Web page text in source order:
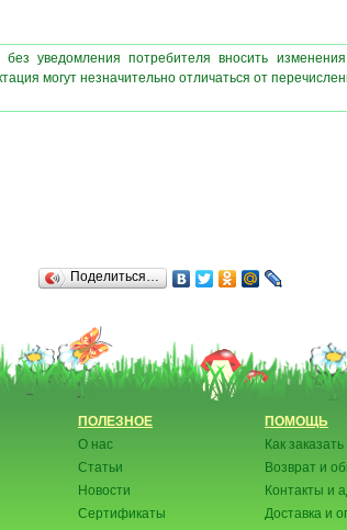
уведомления потребителя вносить
могут незначительно отличаться от
Поделиться…
ПОЛЕЗНОЕ
О нас
Статьи
Новости
Сертификаты
ПОМОЩЬ
Как заказать
Возврат и
Контакты и
Доставка и